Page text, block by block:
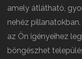
amely átlátható,
nehéz
az Ön igényeihez
böngészhet